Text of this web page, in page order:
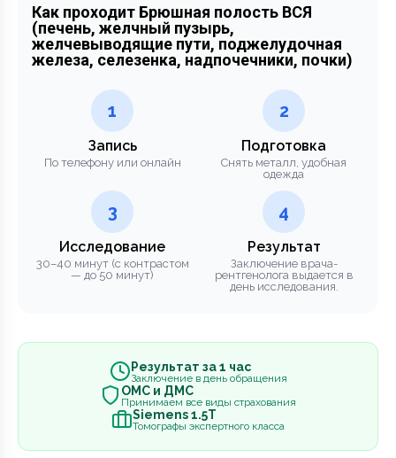
Как проходит Брюшная полость ВСЯ
(печень, желчный пузырь,
желчевыводящие пути, поджелудочная
железа, селезенка, надпочечники, почки)
1
Запись
По телефону или онлайн
2
Подготовка
Снять металл, удобная
одежда
3
Исследование
30–40 минут (с контрастом
— до 50 минут)
4
Результат
Заключение врача-
рентгенолога выдается в
день исследования.
Результат за 1 час
Заключение в день обращения
ОМС и ДМС
Принимаем все виды страхования
Siemens 1.5Т
Томографы экспертного класса